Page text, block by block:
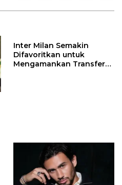
Inter Milan Semakin
Difavoritkan untuk
Mengamankan Transfer